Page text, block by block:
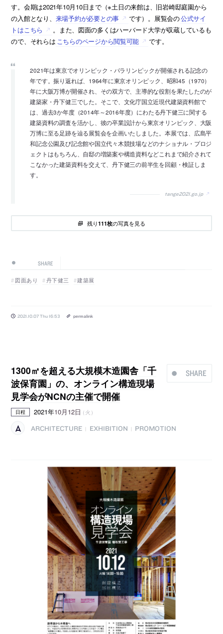
す。会期は2021年10月10日まで（※土日の来館は、旧岩崎邸庭園から
の入館となり、 来場予約が必要との事 です）。展覧会の公式サイ
トはこちら
。また、図面の多くはハーバード大学が収蔵しているも
ので、それらは こちらのページから閲覧可能 です。
2021年は東京でオリンピック・パラリンピックが開催される記念の
年です。振り返れば、1964年に東京オリンピック、昭和45（1970）
年に大阪万博が開催され、その双方で、主導的な役割を果たしたのが
建築家・丹下健三でした。そこで、文化庁国立近現代建築資料館で
は、過去3か年度（2014年～2016年度）にわたる丹下健三に関する
建築資料の調査を活かし、彼の卒業設計から東京オリンピック、大阪
万博に至る足跡を辿る展覧会を企画いたしました。本展では、広島平
和記念公園及び記念館や国立代々木競技場などのナショナル・プロジ
ェクトはもちろん、自邸の増築案や構造資料などこれまで紹介されて
こなかった建築資料を交えて、丹下健三の前半生を回顧・検証しま
す。
tange2021.go.jp
残り111枚の写真を見る
SHARE
図面あり 丹下健三 建築展
2021.10.07 Thu 16:53 permalink
SHARE
1300㎡を超える大規模木造園舎「千
波保育園」の、オンライン構造現場
見学会がNCNの主催で開催
日程 2021年10月12日（火）
ARCHITECTURE EXHIBITION PROMOTION